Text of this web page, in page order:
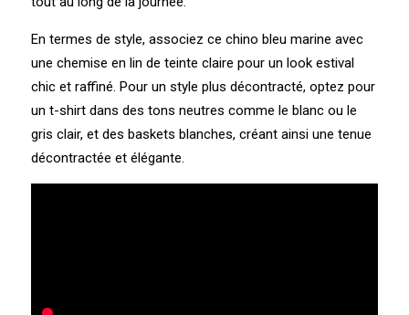
En termes de style, associez ce chino bleu marine avec
une chemise en lin de teinte claire pour un look estival
chic et raffiné. Pour un style plus décontracté, optez pour
un t-shirt dans des tons neutres comme le blanc ou le
gris clair, et des baskets blanches, créant ainsi une tenue
décontractée et élégante.